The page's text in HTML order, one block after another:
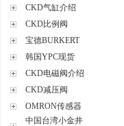
CKD气缸介绍
CKD比例阀
宝德BURKERT
韩国YPC现货
CKD电磁阀介绍
CKD减压阀
OMRON传感器
中国台湾小金井